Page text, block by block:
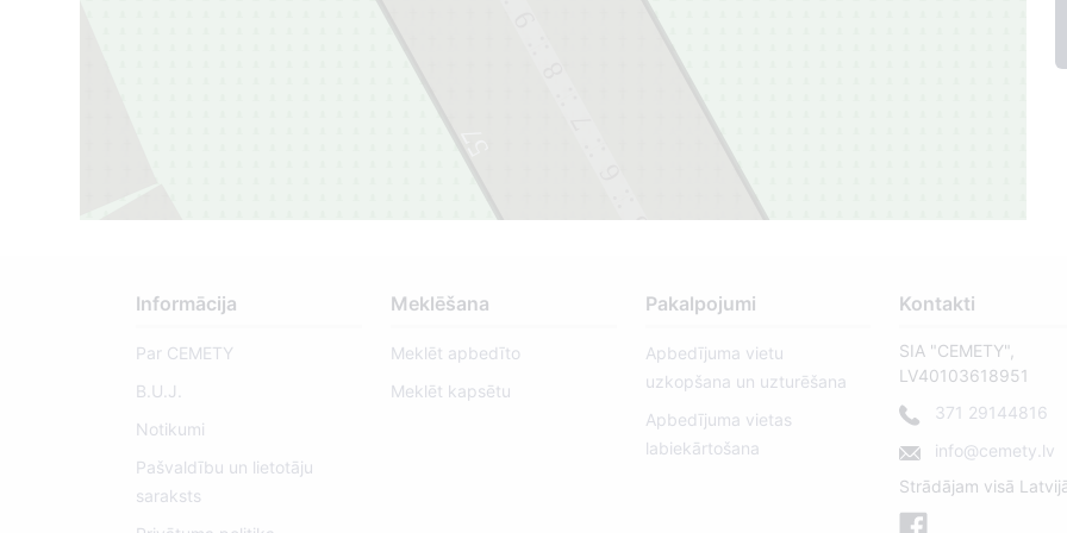
57
5
Informācija
Par CEMETY
B.U.J.
Notikumi
Pašvaldību un lietotāju
saraksts
Meklēšana
Meklēt apbedīto
Meklēt kapsētu
Pakalpojumi
Apbedījuma vietu
uzkopšana un uzturēšana
Apbedījuma vietas
labiekārtošana
Kontakti
SIA "CEMETY",
LV40103618951
371 29144816
info@cemety.lv
Strādājam visā